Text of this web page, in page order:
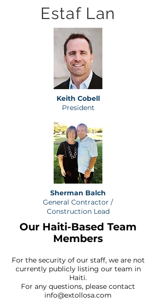
Estaf Lan
Keith Cobell
President
Sherman Balch
General Contractor /
Construction Lead
Our Haiti-Based Team
Members
For the security of our staff, we are not
currently publicly listing our team in
Haiti.
For any questions, please contact
info@extollosa.com